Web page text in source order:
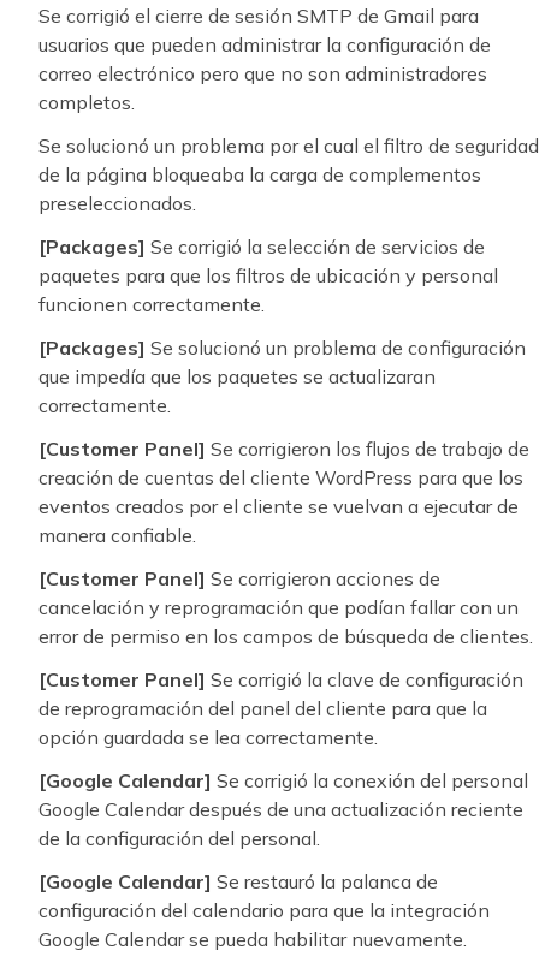
Se corrigió el cierre de sesión SMTP de Gmail para
usuarios que pueden administrar la configuración de
correo electrónico pero que no son administradores
completos.
Se solucionó un problema por el cual el filtro de seguridad
de la página bloqueaba la carga de complementos
preseleccionados.
[Packages] Se corrigió la selección de servicios de
paquetes para que los filtros de ubicación y personal
funcionen correctamente.
[Packages] Se solucionó un problema de configuración
que impedía que los paquetes se actualizaran
correctamente.
[Customer Panel] Se corrigieron los flujos de trabajo de
creación de cuentas del cliente WordPress para que los
eventos creados por el cliente se vuelvan a ejecutar de
manera confiable.
[Customer Panel] Se corrigieron acciones de
cancelación y reprogramación que podían fallar con un
error de permiso en los campos de búsqueda de clientes.
[Customer Panel] Se corrigió la clave de configuración
de reprogramación del panel del cliente para que la
opción guardada se lea correctamente.
[Google Calendar] Se corrigió la conexión del personal
Google Calendar después de una actualización reciente
de la configuración del personal.
[Google Calendar] Se restauró la palanca de
configuración del calendario para que la integración
Google Calendar se pueda habilitar nuevamente.